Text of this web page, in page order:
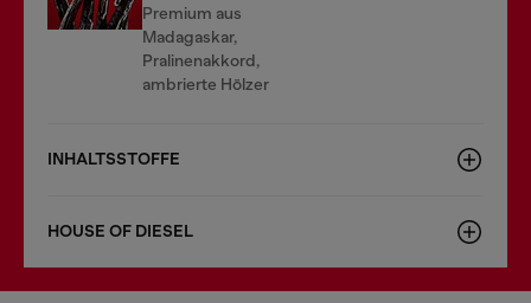
Premium aus
Madagaskar,
Pralinenakkord,
ambrierte Hölzer
INHALTSSTOFFE
HOUSE OF DIESEL